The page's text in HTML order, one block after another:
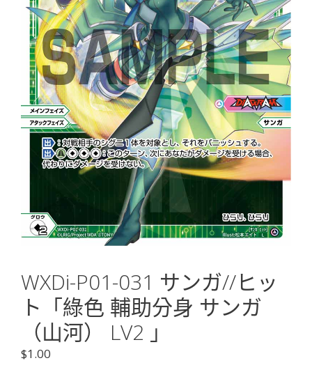
WXDi-P01-031 サンガ//ヒッ
ト「綠色 輔助分身 サンガ
（山河） LV2 」
$1.00